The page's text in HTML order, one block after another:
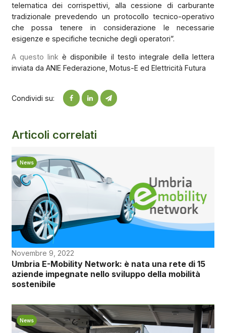
telematica dei corrispettivi, alla cessione di carburante
tradizionale prevedendo un protocollo tecnico-operativo
che possa tenere in considerazione le necessarie
esigenze e specifiche tecniche degli operatori”.
A questo link è disponibile il testo integrale della lettera
inviata da ANIE Federazione, Motus-E ed Elettricità Futura
Condividi su:
Articoli correlati
News
Novembre 9, 2022
Umbria E-Mobility Network: è nata una rete di 15
aziende impegnate nello sviluppo della mobilità
sostenibile
News